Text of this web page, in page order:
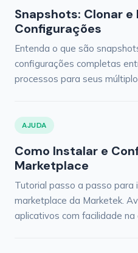
Snapshots: Clonar e
Configurações
Entenda o que são
configurações completas
processos para seus
AJUDA
Como Instalar e
Marketplace
Tutorial passo a passo para
marketplace da Marketek.
aplicativos com facilidade na